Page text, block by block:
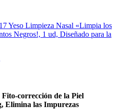
Yeso Limpieza Nasal «Limpia los
Negros!, 1 ud, Diseñado para la
corrección de la Piel
Elimina las Impurezas